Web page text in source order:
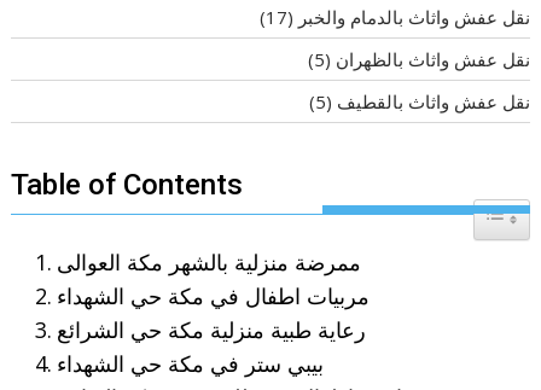
نقل عفش واثاث بالدمام والخبر (17)
نقل عفش واثاث بالظهران (5)
نقل عفش واثاث بالقطيف (5)
Table of Contents
Toggle
ممرضة منزلية بالشهر مكة العوالى
مربيات اطفال في مكة حي الشهداء
رعاية طبية منزلية مكة حي الشرائع
بيبي ستر في مكة حي الشهداء